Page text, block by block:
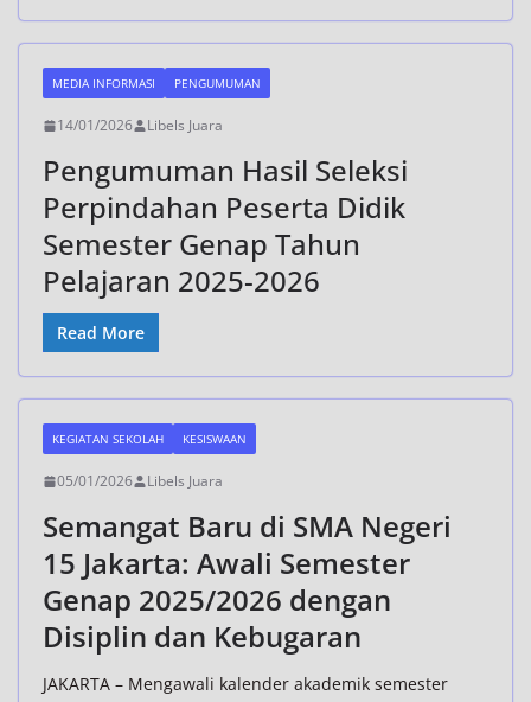
MEDIA INFORMASI PENGUMUMAN
14/01/2026 Libels Juara
Pengumuman Hasil Seleksi
Perpindahan Peserta Didik
Semester Genap Tahun
Pelajaran 2025-2026
Read More
KEGIATAN SEKOLAH KESISWAAN
05/01/2026 Libels Juara
Semangat Baru di SMA Negeri
15 Jakarta: Awali Semester
Genap 2025/2026 dengan
Disiplin dan Kebugaran
JAKARTA – Mengawali kalender akademik semester